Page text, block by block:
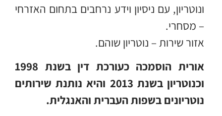
ונוטריון, עם ניסיון וידע נרחבים בתחום האזרחי
– מסחרי.
אזור שירות – נוטריון שוהם.
אורית הוסמכה כעורכת דין בשנת 1998
וכנוטריון בשנת 2013 והיא נותנת שירותים
נוטריונים בשפות העברית והאנגלית.